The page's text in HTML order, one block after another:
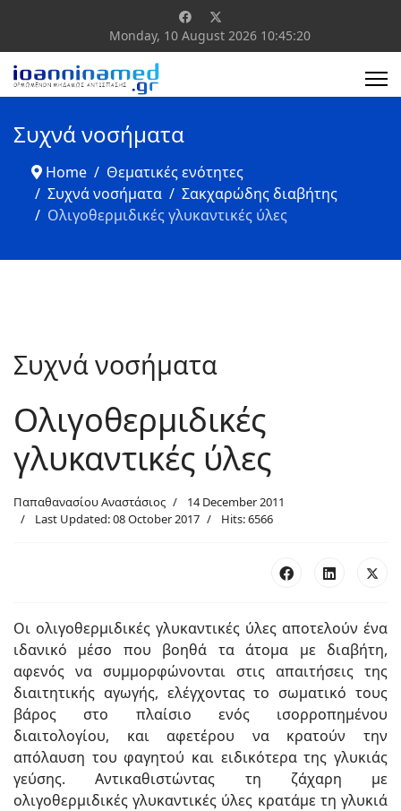
Monday, 10 August 2026 10:45:21
Συχνά νοσήματα
Home
Θεματικές ενότητες
Συχνά νοσήματα
Σακχαρώδης διαβήτης
Ολιγοθερμιδικές γλυκαντικές ύλες
Συχνά νοσήματα
Ολιγοθερμιδικές
γλυκαντικές ύλες
Παπαθανασίου Αναστάσιος
14 December 2011
Last Updated: 08 October 2017
Hits: 6566
Οι ολιγοθερμιδικές γλυκαντικές ύλες αποτε­λούν ένα
ιδανικό μέσο που βοηθά τα άτομα με διαβήτη,
αφενός να συμμορφώνονται στις απαιτήσεις της
διαιτητικής αγωγής, ελέγχο­ντας το σωματικό τους
βάρος στο πλαίσιο ενός ισορροπημένου
διαιτολογίου, και αφε­τέρου να κρατούν την
απόλαυση του φαγη­τού και ειδικότερα της γλυκιάς
γεύσης. Αντι­καθιστώντας τη ζάχαρη με
ολιγοθερμιδικές γλυκαντικές ύλες κρατάμε τη γλυκιά